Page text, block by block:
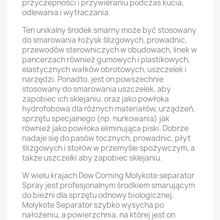
przyczepności i przywieraniu podczas kucia,
odlewania i wytłaczania.
Ten unikalny środek smarny może być stosowany
do smarowania łożysk ślizgowych, prowadnic,
przewodów sterowniczych w obudowach, linek w
pancerzach również gumowych i plastikowych,
elastycznych wałków obrotowych, uszczelek i
narzędzi. Ponadto, jest on powszechnie
stosowany do smarowania uszczelek, aby
zapobiec ich sklejaniu. oraz jako powłoka
hydrofobowa dla różnych materiałów, urządzeń,
sprzętu specjalnego (np. nurkowania) jak
również jako powłoka eliminująca piski. Dobrze
nadaje się do pasów tocznych, prowadnic, płyt
ślizgowych i stołów w przemyśle spożywczym, a
także uszczelki aby zapobiec sklejaniu.
W wielu krajach Dow Corning Molykote separator
Spray jest profesjonalnym środkiem smarującym
do bieżni dla sprzętu odnowy biologicznej.
Molykote Separator szybko wysycha po
nałożeniu, a powierzchnia, na której jest on